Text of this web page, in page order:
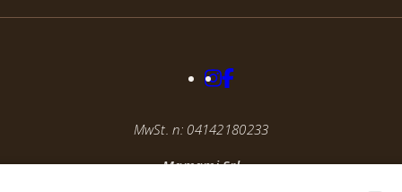
Mamami Srl
MwSt. n: 04142180233